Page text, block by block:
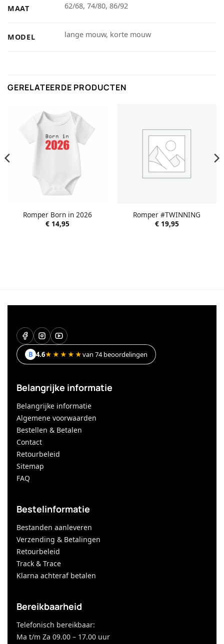
MAAT 62/68, 74/80, 86/92
MODEL lange mouw, korte mouw
GERELATEERDE PRODUCTEN
Romper Born in 2026
€14,95
Romper #TWINNING
€19,95
B 4.6★★★★★van 74 beoordelingen
Belangrijke informatie
Belangrijke informatie
Algemene voorwaarden
Bestellen & Betalen
Contact
Retourbeleid
Sitemap
FAQ
Bestelinformatie
Bestanden aanleveren
Verzending & Betalingen
Retourbeleid
Track & Trace
Klarna achteraf betalen
Bereikbaarheid
Telefonisch bereikbaar:
Ma t/m Za 09.00 – 17.00 uur